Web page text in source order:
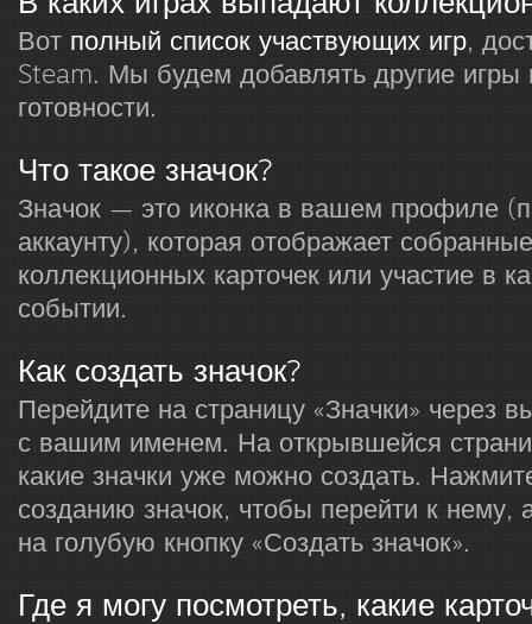
Вот полный список участвующих игр,
Steam. Мы будем добавлять другие игры
готовности.
Что такое значок?
Значок — это иконка в вашем профиле
аккаунту), которая отображает
коллекционных карточек или участие в
событии.
Как создать значок?
Перейдите на страницу «Значки» через
с вашим именем. На открывшейся
какие значки уже можно создать.
созданию значок, чтобы перейти к нему,
на голубую кнопку «Создать значок».
Где я могу посмотреть, какие